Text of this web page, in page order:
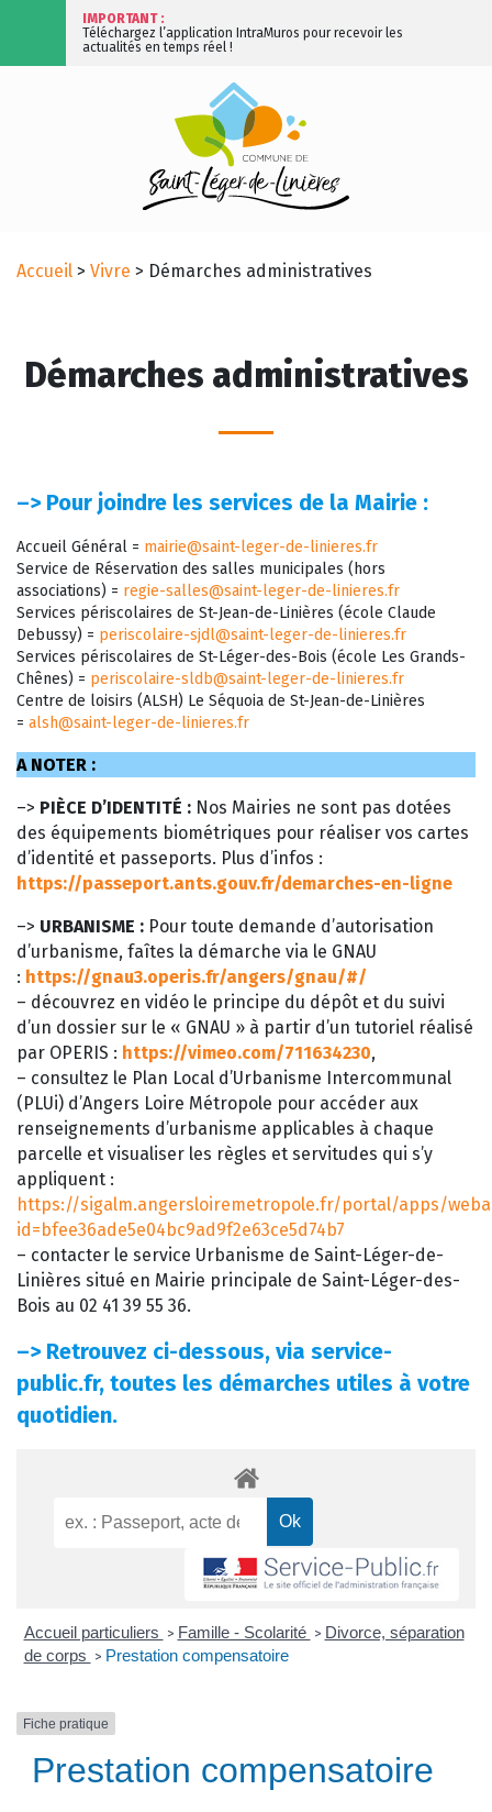
IMPORTANT :
Téléchargez l’application IntraMuros pour recevoir les
actualités en temps réel !
Accueil > Vivre > Démarches administratives
Démarches administratives
–> Pour joindre les services de la Mairie :
Accueil Général = mairie@saint-leger-de-linieres.fr
Service de Réservation des salles municipales (hors
associations) = regie-salles@saint-leger-de-linieres.fr
Services périscolaires de St-Jean-de-Linières (école Claude
Debussy) = periscolaire-sjdl@saint-leger-de-linieres.fr
Services périscolaires de St-Léger-des-Bois (école Les Grands-
Chênes) = periscolaire-sldb@saint-leger-de-linieres.fr
Centre de loisirs (ALSH) Le Séquoia de St-Jean-de-Linières
= alsh@saint-leger-de-linieres.fr
A NOTER :
–> PIÈCE D’IDENTITÉ : Nos Mairies ne sont pas dotées
des équipements biométriques pour réaliser vos cartes
d’identité et passeports. Plus d’infos :
https://passeport.ants.gouv.fr/demarches-en-ligne
–> URBANISME : Pour toute demande d’autorisation
d’urbanisme, faîtes la démarche via le GNAU
: https://gnau3.operis.fr/angers/gnau/#/
– découvrez en vidéo le principe du dépôt et du suivi
d’un dossier sur le « GNAU » à partir d’un tutoriel réalisé
par OPERIS : https://vimeo.com/711634230,
– consultez le Plan Local d’Urbanisme Intercommunal
(PLUi) d’Angers Loire Métropole pour accéder aux
renseignements d’urbanisme applicables à chaque
parcelle et visualiser les règles et servitudes qui s’y
appliquent :
https://sigalm.angersloiremetropole.fr/portal/apps/
id=bfee36ade5e04bc9ad9f2e63ce5d74b7
– contacter le service Urbanisme de Saint-Léger-de-
Linières situé en Mairie principale de Saint-Léger-des-
Bois au 02 41 39 55 36.
–> Retrouvez ci-dessous, via service-
public.fr, toutes les démarches utiles à votre
quotidien.
Accueil particuliers > Famille - Scolarité > Divorce, séparation
de corps > Prestation compensatoire
Fiche pratique
Prestation compensatoire